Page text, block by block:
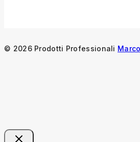
© 2026 Prodotti Professionali